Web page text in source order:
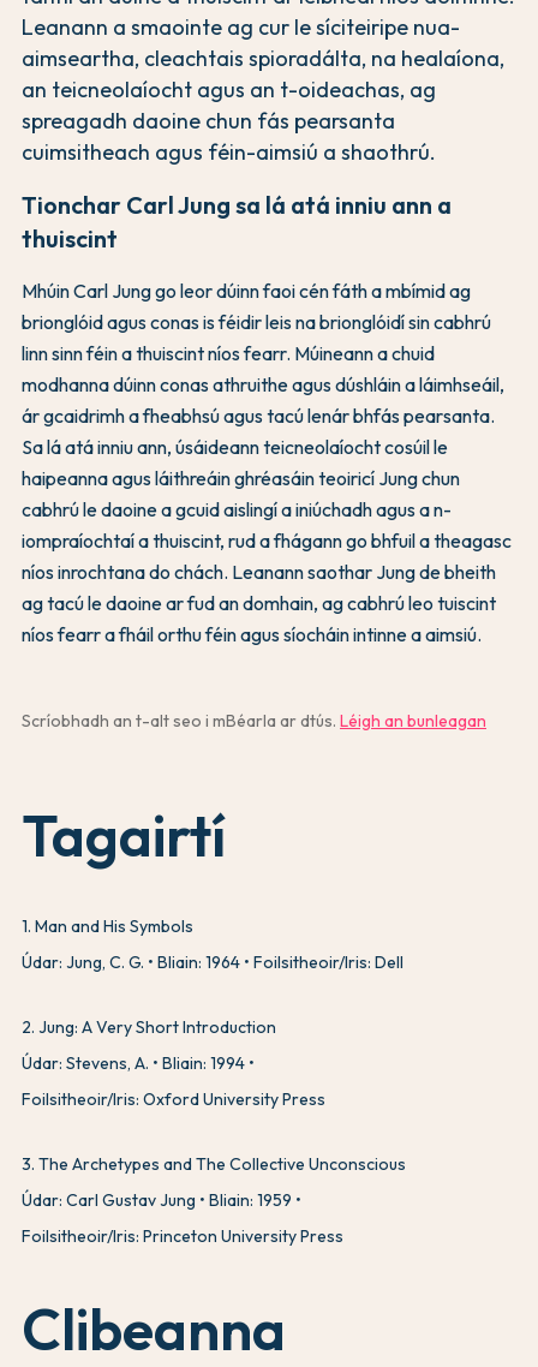
Leanann a smaointe ag cur le síciteiripe nua-
aimseartha, cleachtais spioradálta, na healaíona,
an teicneolaíocht agus an t-oideachas, ag
spreagadh daoine chun fás pearsanta
cuimsitheach agus féin-aimsiú a shaothrú.
Tionchar Carl Jung sa lá atá inniu ann a
thuiscint
Mhúin Carl Jung go leor dúinn faoi cén fáth a mbímid ag
brionglóid agus conas is féidir leis na brionglóidí sin cabhrú
linn sinn féin a thuiscint níos fearr. Múineann a chuid
modhanna dúinn conas athruithe agus dúshláin a láimhseáil,
ár gcaidrimh a fheabhsú agus tacú lenár bhfás pearsanta.
Sa lá atá inniu ann, úsáideann teicneolaíocht cosúil le
haipeanna agus láithreáin ghréasáin teoiricí Jung chun
cabhrú le daoine a gcuid aislingí a iniúchadh agus a n-
iompraíochtaí a thuiscint, rud a fhágann go bhfuil a theagasc
níos inrochtana do chách. Leanann saothar Jung de bheith
ag tacú le daoine ar fud an domhain, ag cabhrú leo tuiscint
níos fearr a fháil orthu féin agus síocháin intinne a aimsiú.
Scríobhadh an t-alt seo i mBéarla ar dtús. Léigh an bunleagan
Tagairtí
1. Man and His Symbols
Údar: Jung, C. G.
Bliain: 1964 Foilsitheoir/Iris: Dell
2. Jung: A Very Short Introduction
Údar: Stevens, A.
Bliain: 1994
Foilsitheoir/Iris: Oxford University Press
3. The Archetypes and The Collective Unconscious
Údar: Carl Gustav Jung
Bliain: 1959
Foilsitheoir/Iris: Princeton University Press
Clibeanna